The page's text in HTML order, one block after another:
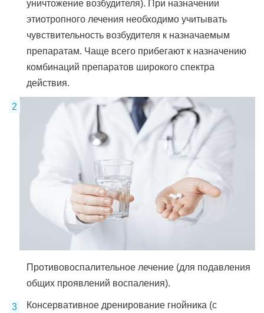
уничтожение возбудителя). При назначении
этиотропного лечения необходимо учитывать
чувствительность возбудителя к назначаемым
препаратам. Чаще всего прибегают к назначению
комбинаций препаратов широкого спектра
действия.
Противовоспалительное лечение (для подавления
общих проявлений воспаления).
Консервативное дренирование гнойника (с